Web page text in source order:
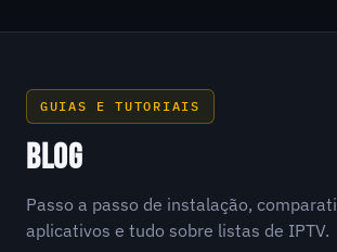
GUIAS E TUTORIAIS
BLOG
Passo a passo de instalação,
aplicativos e tudo sobre listas de IPTV.